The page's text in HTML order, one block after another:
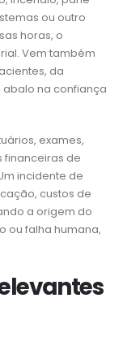
ou outro
horas, o
Vem também
da
na confiança
exames,
financeiras de
incidente de
custos de
a origem do
ou falha humana,